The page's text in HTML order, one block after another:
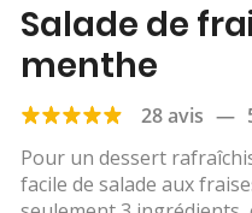
Salade de
menthe
28 avis —
Pour un dessert
facile de salade aux